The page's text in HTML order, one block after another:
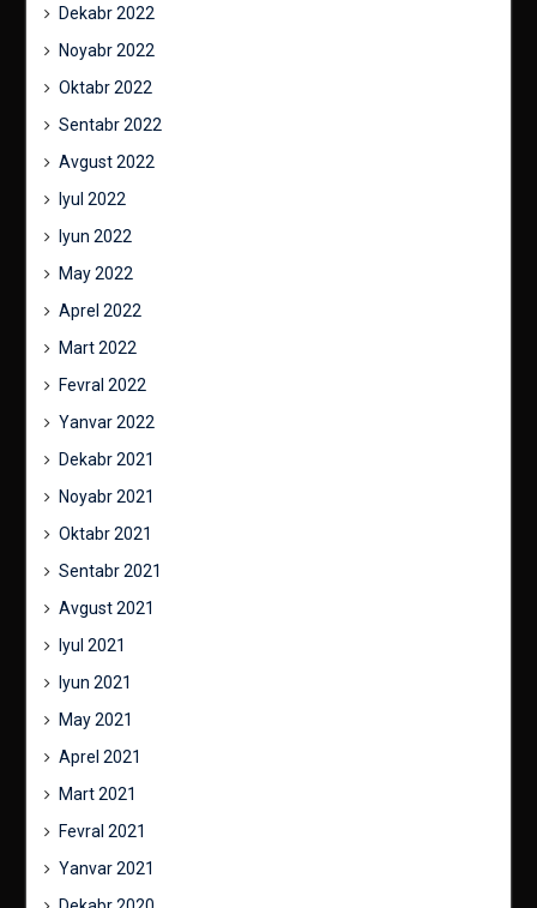
Dekabr 2022
Noyabr 2022
Oktabr 2022
Sentabr 2022
Avgust 2022
Iyul 2022
Iyun 2022
May 2022
Aprel 2022
Mart 2022
Fevral 2022
Yanvar 2022
Dekabr 2021
Noyabr 2021
Oktabr 2021
Sentabr 2021
Avgust 2021
Iyul 2021
Iyun 2021
May 2021
Aprel 2021
Mart 2021
Fevral 2021
Yanvar 2021